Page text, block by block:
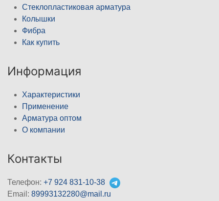
Стеклопластиковая арматура
Колышки
Фибра
Как купить
Информация
Характеристики
Применение
Арматура оптом
О компании
Контакты
Телефон: +7 924 831-10-38
Email: 89993132280@mail.ru